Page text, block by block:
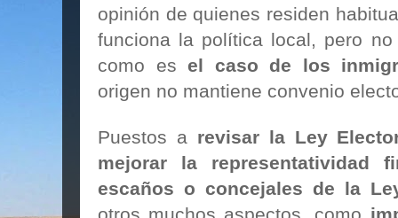
opinión de quienes residen
funciona la política local, pero
como esel caso de los
origen no mantiene convenio
Puestos a revisar la Ley
mejorar la representatividad
escaños o concejales de la